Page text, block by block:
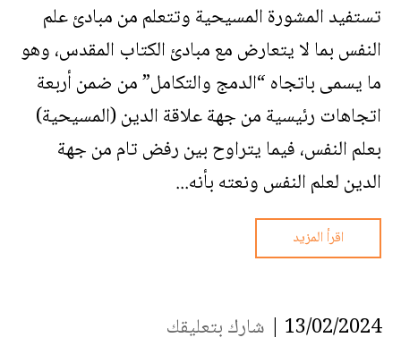
تستفيد المشورة المسيحية وتتعلم من مبادئ علم
النفس بما لا يتعارض مع مبادئ الكتاب المقدس، وهو
ما يسمى باتجاه “الدمج والتكامل” من ضمن أربعة
اتجاهات رئيسية من جهة علاقة الدين (المسيحية)
بعلم النفس، فيما يتراوح بين رفض تام من جهة
الدين لعلم النفس ونعته بأنه...
اقرأ المزيد
13/02/2024 | شارك بتعليقك